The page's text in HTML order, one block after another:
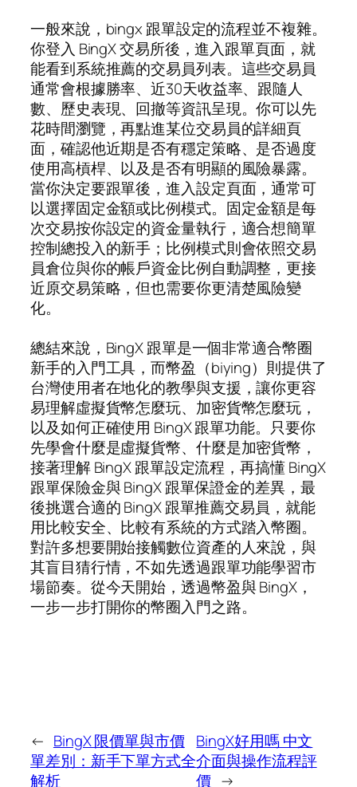
一般來說，bingx 跟單設定的流程並不複雜。
你登入 BingX 交易所後，進入跟單頁面，就
能看到系統推薦的交易員列表。這些交易員
通常會根據勝率、近30天收益率、跟隨人
數、歷史表現、回撤等資訊呈現。你可以先
花時間瀏覽，再點進某位交易員的詳細頁
面，確認他近期是否有穩定策略、是否過度
使用高槓桿、以及是否有明顯的風險暴露。
當你決定要跟單後，進入設定頁面，通常可
以選擇固定金額或比例模式。固定金額是每
次交易按你設定的資金量執行，適合想簡單
控制總投入的新手；比例模式則會依照交易
員倉位與你的帳戶資金比例自動調整，更接
近原交易策略，但也需要你更清楚風險變
化。
總結來說，BingX 跟單是一個非常適合幣圈
新手的入門工具，而幣盈（biying）則提供了
台灣使用者在地化的教學與支援，讓你更容
易理解虛擬貨幣怎麼玩、加密貨幣怎麼玩，
以及如何正確使用 BingX 跟單功能。只要你
先學會什麼是虛擬貨幣、什麼是加密貨幣，
接著理解 BingX 跟單設定流程，再搞懂 BingX
跟單保險金與 BingX 跟單保證金的差異，最
後挑選合適的 BingX 跟單推薦交易員，就能
用比較安全、比較有系統的方式踏入幣圈。
對許多想要開始接觸數位資產的人來說，與
其盲目猜行情，不如先透過跟單功能學習市
場節奏。從今天開始，透過幣盈與 BingX，
一步一步打開你的幣圈入門之路。
← BingX 限價單與市價
單差別：新手下單方式全
解析
BingX好用嗎 中文
介面與操作流程評
價 →